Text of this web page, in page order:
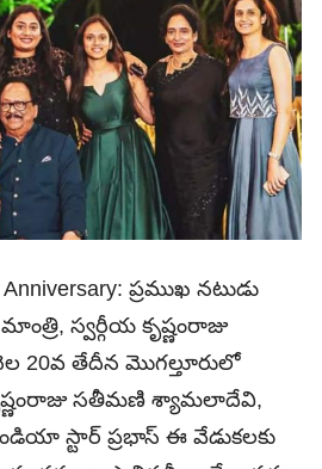
ప్రముఖ నటుడు
స్వర్గీయ కృష్ణంరాజు
20వ తేదీన మొగల్తూరులో
సతీమణి శ్యామలాదేవి,
స్టార్ ప్రభాస్ ఈ వేడుకలకు